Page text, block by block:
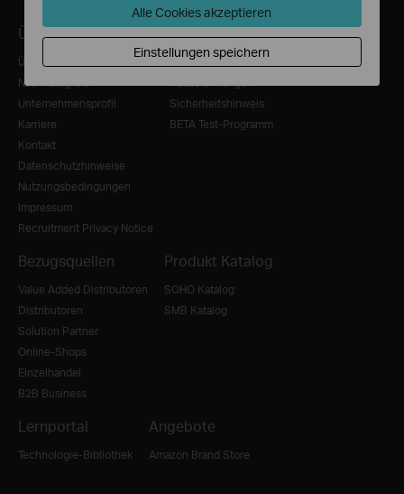
Über TP-Link
Über uns
Nachhaltigkeit
Unternehmensprofil
Karriere
Kontakt
Datenschutzhinweise
Nutzungsbedingungen
Impressum
Recruitment Privacy Notice
Informationen
News/Presse
Sicherheitshinweis
BETA Test-Programm
Bezugsquellen
Value Added Distributoren
Distributoren
Solution Partner
Online-Shops
Einzelhandel
B2B Business
Produkt Katalog
SOHO Katalog
SMB Katalog
Lernportal
Technologie-Bibliothek
Angebote
Amazon Brand Store
Alle Cookies akzeptieren
Einstellungen speichern